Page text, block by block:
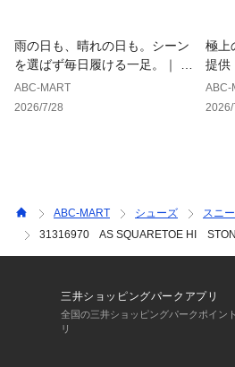
雨の日も、晴れの日も。シーン
を選ばず毎日履ける一足。｜ ホ
ーキンス
ABC-MART
2026/7/28
極上
提供
ABC-
2026/
ABC-MART シューズ
スニ
31316970 AS SQUARETOE HI
三井ショッピングパークアプリ
全国の三井ショッピングパークポイン
リ